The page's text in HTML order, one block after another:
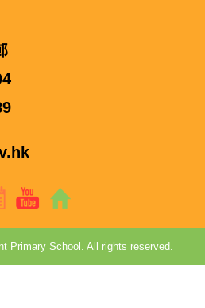
Primary School. All rights reserved.